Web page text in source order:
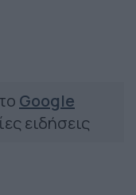
Google
ειδήσεις